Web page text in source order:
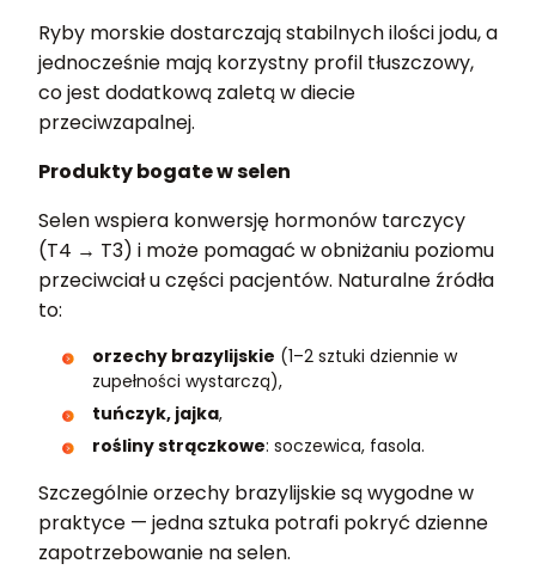
Ryby morskie dostarczają stabilnych ilości jodu, a
jednocześnie mają korzystny profil tłuszczowy,
co jest dodatkową zaletą w diecie
przeciwzapalnej.
Produkty bogate w selen
Selen wspiera konwersję hormonów tarczycy
(T4 → T3) i może pomagać w obniżaniu poziomu
przeciwciał u części pacjentów. Naturalne źródła
to:
orzechy brazylijskie (1–2 sztuki dziennie w
zupełności wystarczą),
tuńczyk, jajka,
rośliny strączkowe: soczewica, fasola.
Szczególnie orzechy brazylijskie są wygodne w
praktyce — jedna sztuka potrafi pokryć dzienne
zapotrzebowanie na selen.